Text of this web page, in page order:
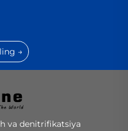
→
va denitrifikatsiya